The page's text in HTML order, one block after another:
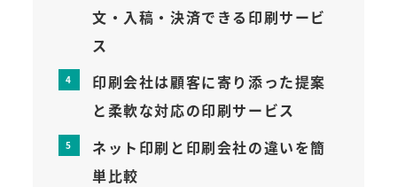
文・入稿・決済できる印刷サービ
ス
印刷会社は顧客に寄り添った提案
と柔軟な対応の印刷サービス
ネット印刷と印刷会社の違いを簡
単比較